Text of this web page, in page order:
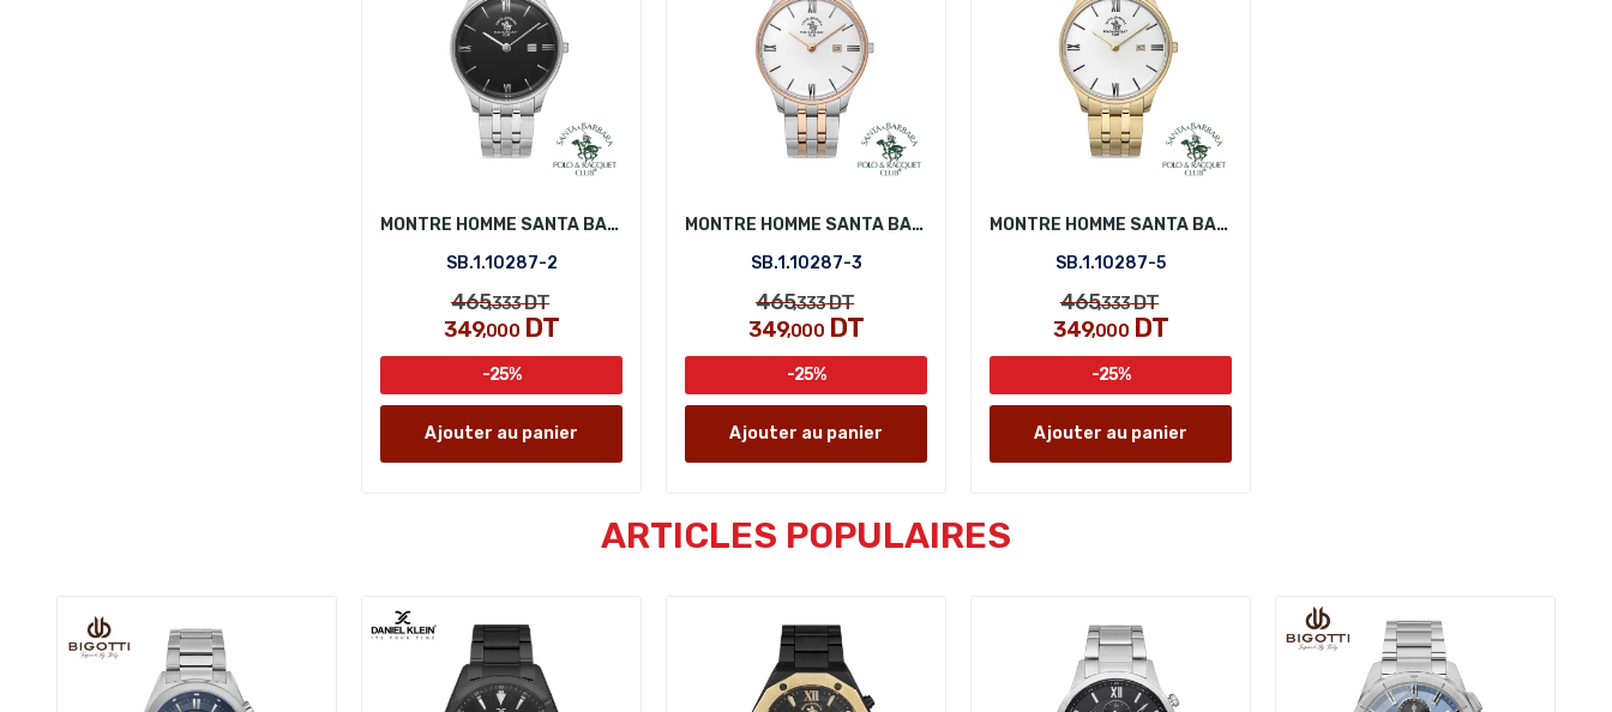
MONTRE HOMME SANTA BARBARA POLO SB.1.10287-2
SB.1.10287-2
465,333DT
349,000DT
-25%
Ajouter au panier
MONTRE HOMME SANTA BARBARA POLO SB.1.10287-3
SB.1.10287-3
465,333DT
349,000DT
-25%
Ajouter au panier
MONTRE HOMME SANTA BARBARA POLO SB.1.10287-5
SB.1.10287-5
465,333DT
349,000DT
-25%
Ajouter au panier
ARTICLES POPULAIRES